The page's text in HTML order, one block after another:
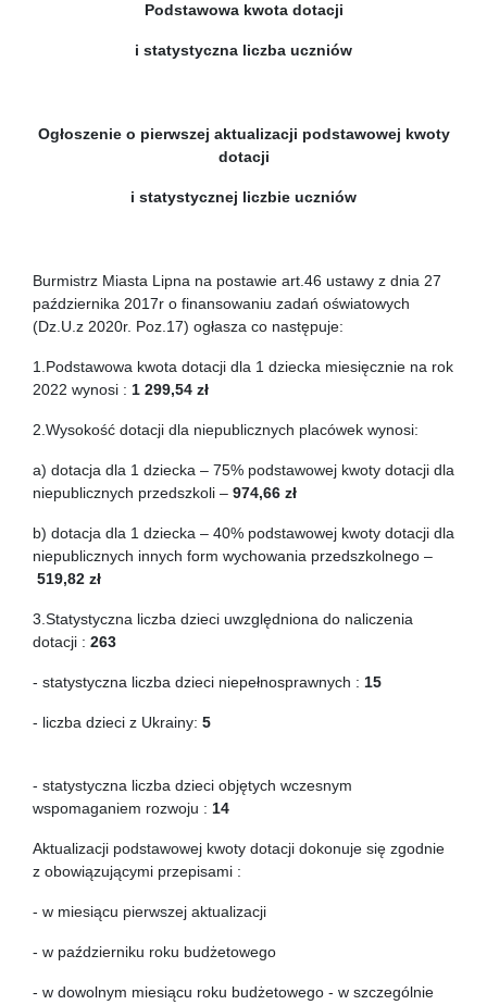
Podstawowa kwota dotacji
i statystyczna liczba uczniów
Ogłoszenie o pierwszej aktualizacji podstawowej kwoty
dotacji
i statystycznej liczbie uczniów
Burmistrz Miasta Lipna na postawie art.46 ustawy z dnia 27
października 2017r o finansowaniu zadań oświatowych
(Dz.U.z 2020r. Poz.17) ogłasza co następuje:
1.Podstawowa kwota dotacji dla 1 dziecka miesięcznie na rok
2022 wynosi : 1 299,54 zł
2.Wysokość dotacji dla niepublicznych placówek wynosi:
a) dotacja dla 1 dziecka – 75% podstawowej kwoty dotacji dla
niepublicznych przedszkoli – 974,66 zł
b) dotacja dla 1 dziecka – 40% podstawowej kwoty dotacji dla
niepublicznych innych form wychowania przedszkolnego –
519,82 zł
3.Statystyczna liczba dzieci uwzględniona do naliczenia
dotacji : 263
- statystyczna liczba dzieci niepełnosprawnych : 15
- liczba dzieci z Ukrainy: 5
- statystyczna liczba dzieci objętych wczesnym
wspomaganiem rozwoju : 14
Aktualizacji podstawowej kwoty dotacji dokonuje się zgodnie
z obowiązującymi przepisami :
- w miesiącu pierwszej aktualizacji
- w październiku roku budżetowego
- w dowolnym miesiącu roku budżetowego - w szczególnie